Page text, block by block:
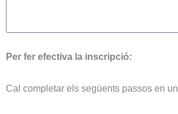
Per fer efectiva la inscripció:
Cal completar els següents passos en un